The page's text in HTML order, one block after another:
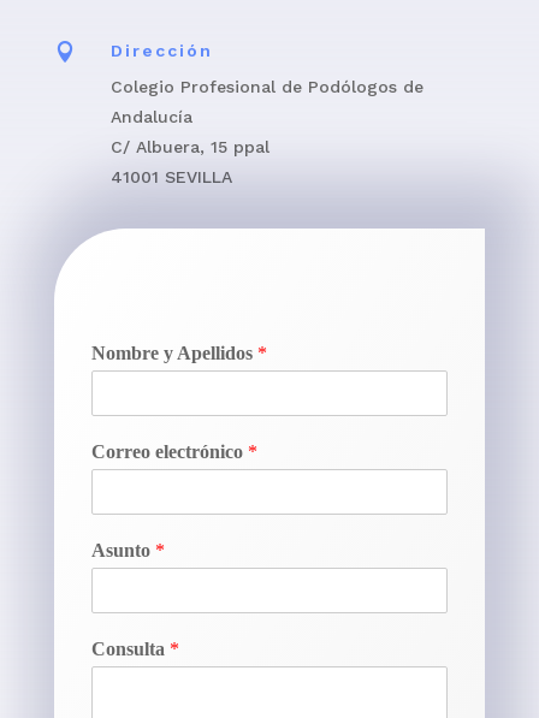

Dirección
Colegio Profesional de Podólogos de
Andalucía
C/ Albuera, 15 ppal
41001 SEVILLA
Nombre y Apellidos *
Correo electrónico *
Asunto *
Consulta *